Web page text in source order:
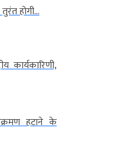
होगी...
कार्यकारिणी,
हटाने के